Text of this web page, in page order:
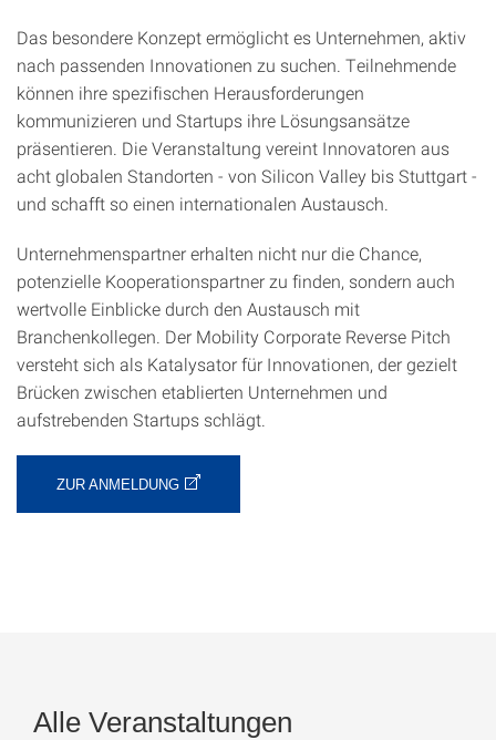
Das besondere Konzept ermöglicht es Unternehmen, aktiv
nach passenden Innovationen zu suchen. Teilnehmende
können ihre spezifischen Herausforderungen
kommunizieren und Startups ihre Lösungsansätze
präsentieren. Die Veranstaltung vereint Innovatoren aus
acht globalen Standorten - von Silicon Valley bis Stuttgart -
und schafft so einen internationalen Austausch.
Unternehmenspartner erhalten nicht nur die Chance,
potenzielle Kooperationspartner zu finden, sondern auch
wertvolle Einblicke durch den Austausch mit
Branchenkollegen. Der Mobility Corporate Reverse Pitch
versteht sich als Katalysator für Innovationen, der gezielt
Brücken zwischen etablierten Unternehmen und
aufstrebenden Startups schlägt.
ZUR ANMELDUNG
Alle Veranstaltungen